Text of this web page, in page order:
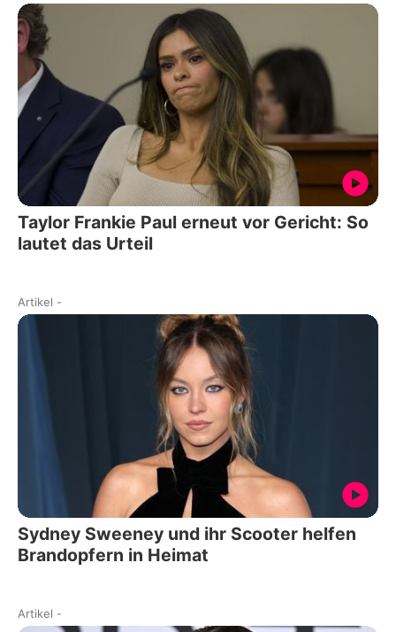
Taylor Frankie Paul erneut vor Gericht: So
lautet das Urteil
Artikel -
Sydney Sweeney und ihr Scooter helfen
Brandopfern in Heimat
Artikel -